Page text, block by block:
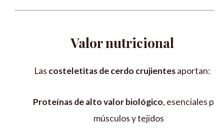
Valor nutricional
Las costeletitas de cerdo crujientesaportan:
Proteínas de alto valor biológico, esenciales
músculos y tejidos